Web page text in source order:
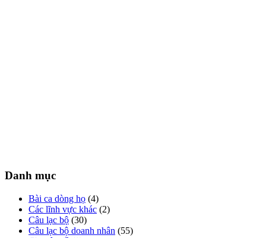
Danh mục
Bài ca dòng họ (4)
Các lĩnh vực khác (2)
Câu lạc bộ (30)
Câu lạc bộ doanh nhân (55)